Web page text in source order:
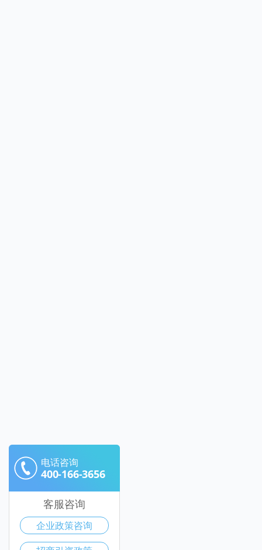
电话咨询
400-166-3656
客服咨询
企业政策咨询